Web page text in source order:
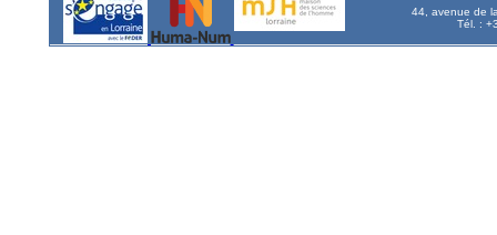
44, avenue de
Tél. :